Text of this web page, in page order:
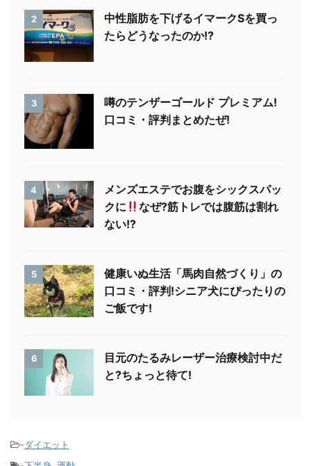
2
中性脂肪を下げるイマークSを買っ
たらどうなったのか!?
3
噂のテンザーゴールド プレミアム!
口コミ・評判まとめたぜ!
4
メンズエステでお腹をシックスパッ
クに
なぜ?筋トレでは腹筋は割れ
ない!?
5
健康いぬ生活「馬肉自然づくり」の
口コミ・評判!シニア犬にぴったりの
ご飯です!
6
目元のたるみレーザー治療検討中だ
と?ちょっと待て!
-ダイエット